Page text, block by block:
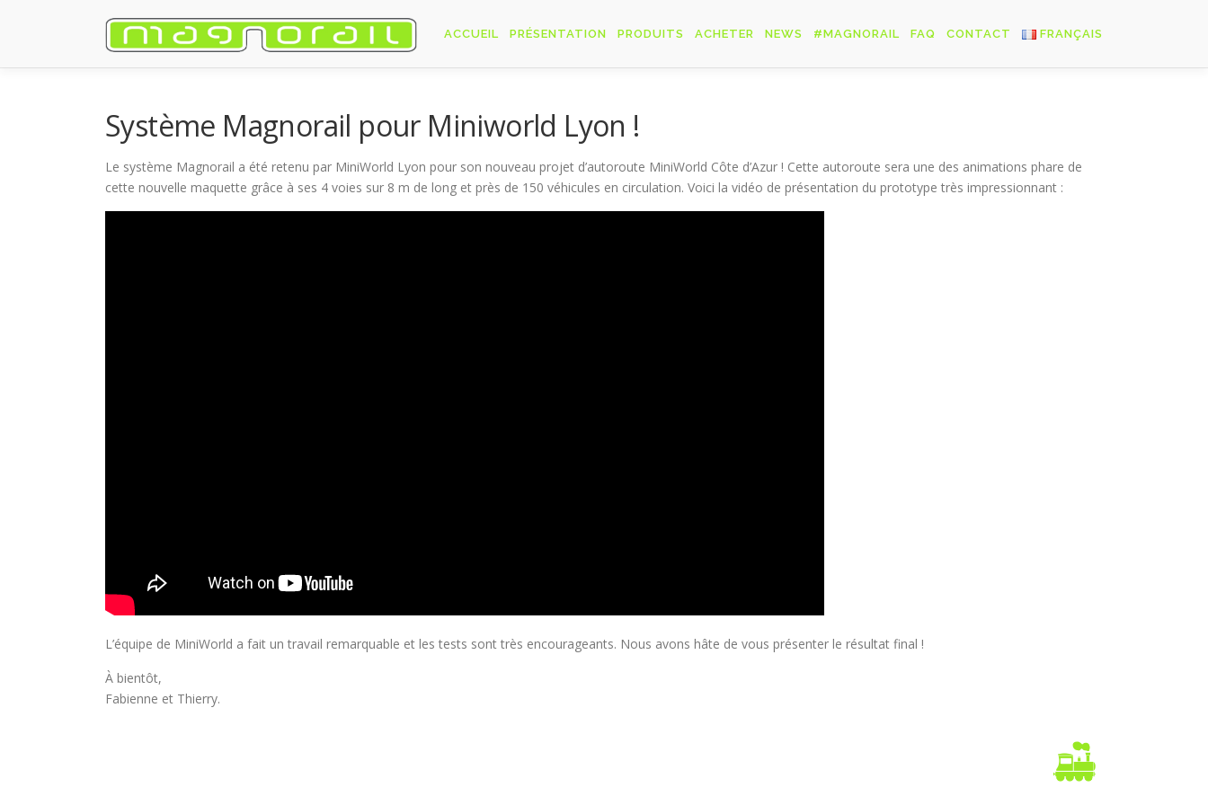
ACCUEIL PRÉSENTATION PRODUITS ACHETER NEWS #MAGNORAIL FAQ CONTACT FRANÇAIS
Deutsch
Système Magnorail pour Miniworld Lyon !
Le système Magnorail a été retenu par MiniWorld Lyon pour son nouveau projet d’autoroute MiniWorld Côte d’Azur ! Cette autoroute sera une des animations phare de
cette nouvelle maquette grâce à ses 4 voies sur 8 m de long et près de 150 véhicules en circulation. Voici la vidéo de présentation du prototype très impressionnant :
L’équipe de MiniWorld a fait un travail remarquable et les tests sont très encourageants. Nous avons hâte de vous présenter le résultat final !
À bientôt,
Fabienne et Thierry.